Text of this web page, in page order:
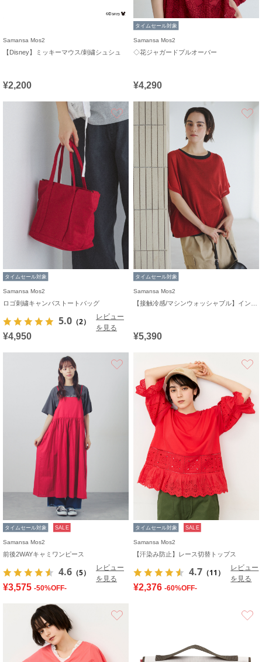
Samansa Mos2
【Disney】ミッキーマウス/刺繍シュシュ
¥2,200
タイムセール対象
Samansa Mos2
◇花ジャガードプルオーバー
¥4,290
お気に入り
タイムセール対象
Samansa Mos2
ロゴ刺繍キャンバストートバッグ
5.0 （2）
レビュー
を見る
¥4,950
タイムセール対象
Samansa Mos2
¥5,390
タイムセール対象 SALE
Samansa Mos2
前後2WAYキャミワンピース
4.6 （5）
レビュー
を見る
¥3,575 -50%OFF-
タイムセール対象 SALE
Samansa Mos2
【汗染み防止】レース切替トップス
4.7 （11）
レビュー
を見る
¥2,376 -60%OFF-